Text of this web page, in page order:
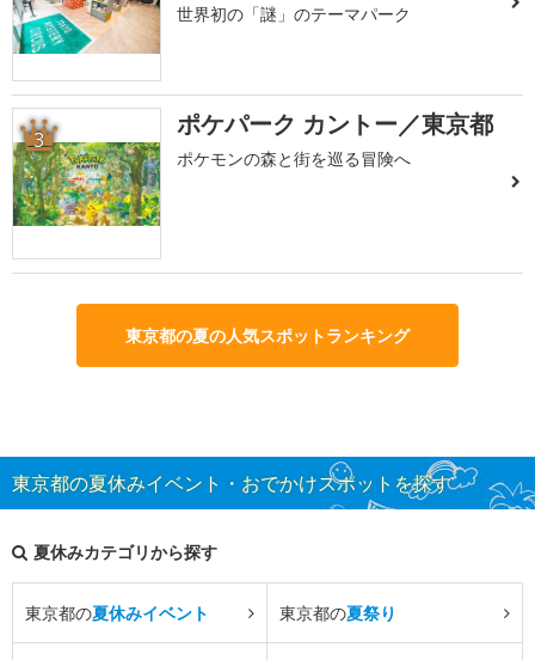
世界初の「謎」のテーマパーク
3 ポケパーク カントー／東京都
ポケモンの森と街を巡る冒険へ
東京都の夏の人気スポットランキング
東京都の夏休みイベント・おでかけスポットを探す
夏休みカテゴリから探す
東京都の夏休みイベント 東京都の夏祭り